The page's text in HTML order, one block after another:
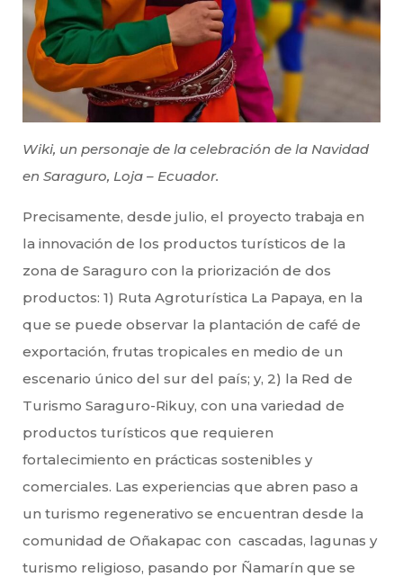
Wiki, un personaje de la celebración de la Navidad
en Saraguro, Loja – Ecuador.
Precisamente, desde julio, el proyecto trabaja en
la innovación de los productos turísticos de la
zona de Saraguro con la priorización de dos
productos: 1) Ruta Agroturística La Papaya, en la
que se puede observar la plantación de café de
exportación, frutas tropicales en medio de un
escenario único del sur del país; y, 2) la Red de
Turismo Saraguro-Rikuy, con una variedad de
productos turísticos que requieren
fortalecimiento en prácticas sostenibles y
comerciales. Las experiencias que abren paso a
un turismo regenerativo se encuentran desde la
comunidad de Oñakapac con cascadas, lagunas y
turismo religioso, pasando por Ñamarín que se